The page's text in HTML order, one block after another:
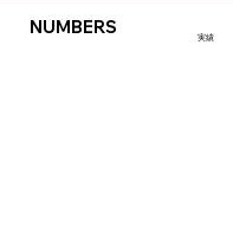
NUMBERS 実績